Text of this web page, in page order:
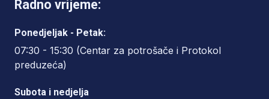
Radno vrijeme:
Ponedjeljak - Petak:
07:30 - 15:30 (Centar za potrošače i Protokol
preduzeća)
Subota i nedjelja